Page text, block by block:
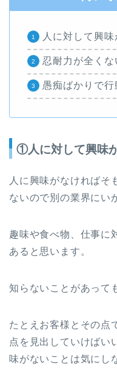
人に対して興味
忍耐力が全くな
愚痴ばかりで行
①人に対して興味
人に興味がなければそ
ないので別の業界にい
趣味や食べ物、仕事に
あると思います。
知らないことがあって
たとえお客様とその点
点を見出していけばい
味がないことは気にし